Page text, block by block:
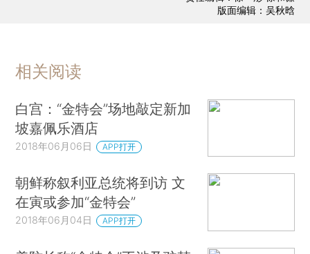
版面编辑：吴秋晗
相关阅读
白宫：“金特会”场地敲定新加
坡嘉佩乐酒店
2018年06月06日 APP打开
朝鲜称叙利亚总统将到访 文
在寅或参加“金特会”
2018年06月04日 APP打开